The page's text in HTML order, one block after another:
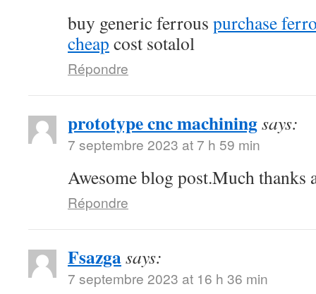
buy generic ferrous purchase
cheap cost sotalol
Répondre
prototype cnc machiningsays:
7 septembre 2023 at 7 h 59 min
Awesome blog post.Much thanks
Répondre
Fsazgasays:
7 septembre 2023 at 16 h 36 min